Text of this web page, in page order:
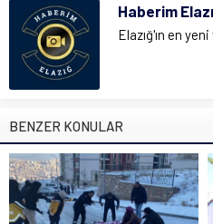
Haberim
Elazığ'ın en
BENZER KONULAR